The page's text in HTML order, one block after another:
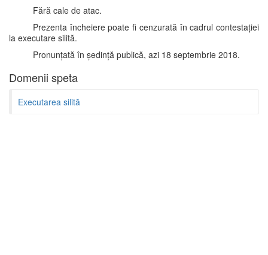
Fără cale de atac.
Prezenta încheiere poate fi cenzurată în cadrul contestației
la executare silită.
Pronunțată în ședință publică, azi 18 septembrie 2018.
Domenii speta
Executarea silită